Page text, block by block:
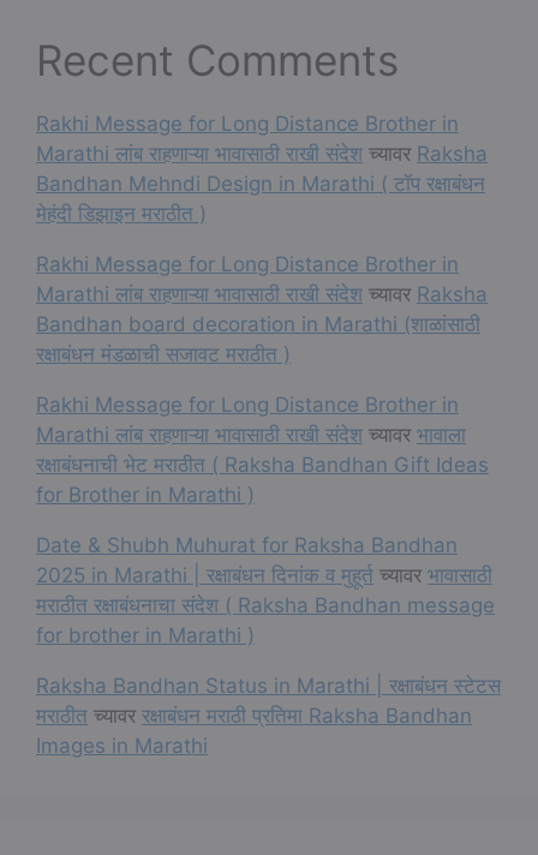
Recent Comments
Rakhi Message for Long Distance Brother in
Marathi लांब राहणाऱ्या भावासाठी राखी संदेश च्यावर Raksha
Bandhan Mehndi Design in Marathi ( टॉप रक्षाबंधन
मेहंदी डिझाइन मराठीत )
Rakhi Message for Long Distance Brother in
Marathi लांब राहणाऱ्या भावासाठी राखी संदेश च्यावर Raksha
Bandhan board decoration in Marathi (शाळांसाठी
रक्षाबंधन मंडळाची सजावट मराठीत )
Rakhi Message for Long Distance Brother in
Marathi लांब राहणाऱ्या भावासाठी राखी संदेश च्यावर भावाला
रक्षाबंधनाची भेट मराठीत ( Raksha Bandhan Gift Ideas
for Brother in Marathi )
Date & Shubh Muhurat for Raksha Bandhan
2025 in Marathi | रक्षाबंधन दिनांक व मुहूर्त च्यावर भावासाठी
मराठीत रक्षाबंधनाचा संदेश ( Raksha Bandhan message
for brother in Marathi )
Raksha Bandhan Status in Marathi | रक्षाबंधन स्टेटस
मराठीत च्यावर रक्षाबंधन मराठी प्रतिमा Raksha Bandhan
Images in Marathi